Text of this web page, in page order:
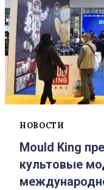
НОВОСТИ
Mould King
культовые